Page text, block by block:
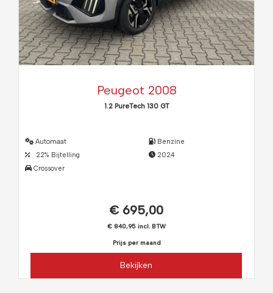
Peugeot 2008
1.2 PureTech 130 GT
Automaat
22% Bijtelling
Crossover
Benzine
2024
€ 695,00
€ 840,95 incl. BTW
Prijs per maand
Bekijken